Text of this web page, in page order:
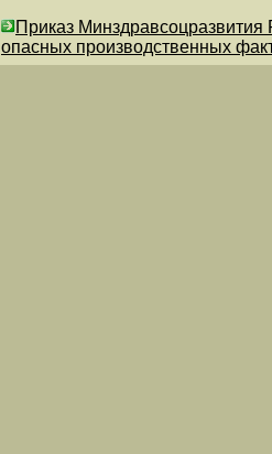
Приказ
опасных производственных